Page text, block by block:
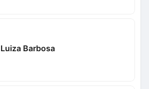
Luiza Barbosa